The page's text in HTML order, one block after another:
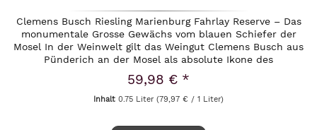
Clemens Busch Riesling Marienburg Fahrlay Reserve – Das
monumentale Grosse Gewächs vom blauen Schiefer der
Mosel In der Weinwelt gilt das Weingut Clemens Busch aus
Pünderich an der Mosel als absolute Ikone des
biodynamischen Weinbaus....
59,98 € *
Inhalt0.75 Liter(79,97 € / 1 Liter)